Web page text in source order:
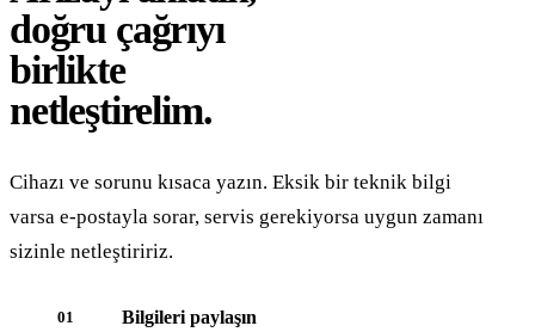
doğru çağrıyı
birlikte
netleştirelim.
Cihazı ve sorunu kısaca yazın. Eksik bir teknik bilgi
varsa e-postayla sorar, servis gerekiyorsa uygun zamanı
sizinle netleştiririz.
01
Bilgileri paylaşın